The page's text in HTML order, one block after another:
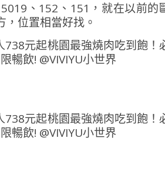
、152、151，就在以前的
位置相當好找。